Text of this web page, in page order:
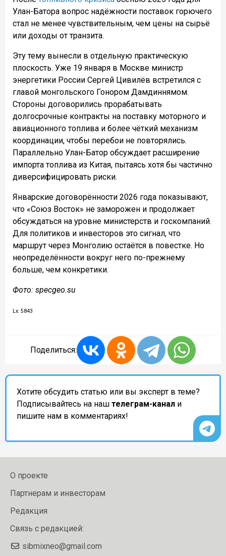
Улан-Батора вопрос надёжности поставок горючего
стал не менее чувствительным, чем цены на сырьё
или доходы от транзита.
Эту тему вынесли в отдельную практическую
плоскость. Уже 19 января в Москве министр
энергетики России Сергей Цивилёв встретился с
главой монгольского Гонором Дамдиннямом.
Стороны договорились прорабатывать
долгосрочные контракты на поставку моторного и
авиационного топлива и более чёткий механизм
координации, чтобы перебои не повторялись.
Параллельно Улан-Батор обсуждает расширение
импорта топлива из Китая, пытаясь хотя бы частично
диверсифицировать риски.
Январские договорённости 2026 года показывают,
что «Союз Восток» не заморожен и продолжает
обсуждаться на уровне министерств и госкомпаний.
Для политиков и инвесторов это сигнал, что
маршрут через Монголию остаётся в повестке. Но
неопределённости вокруг него по-прежнему
больше, чем конкретики.
Фото: specgeo.su
Lx: 5843
Поделиться:
Хотите обсудить статью или вы эксперт в теме?
Подписывайтесь на наш телеграм-канал и
пишите нам в комментариях!
О проекте
Партнерам и инвесторам
Редакция
Связь с редакцией:
sibmixneo@gmail.com